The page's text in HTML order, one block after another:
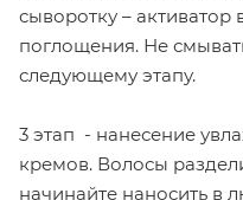
сыворотку – активатор
поглощения. Не
следующему этапу.
3 этап - нанесение
кремов. Волосы
начинайте наносить в